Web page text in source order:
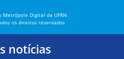
Metrópole Digital da UFRN
os direitos reservados
notícias